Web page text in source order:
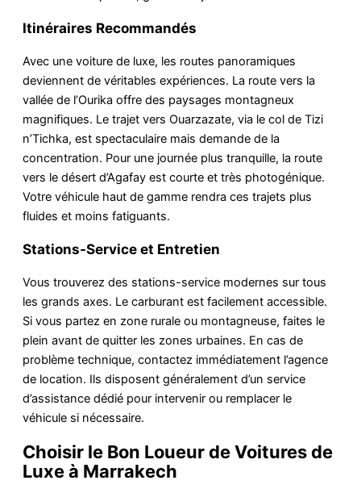
Itinéraires Recommandés
Avec une voiture de luxe, les routes panoramiques
deviennent de véritables expériences. La route vers la
vallée de l’Ourika offre des paysages montagneux
magnifiques. Le trajet vers Ouarzazate, via le col de Tizi
n’Tichka, est spectaculaire mais demande de la
concentration. Pour une journée plus tranquille, la route
vers le désert d’Agafay est courte et très photogénique.
Votre véhicule haut de gamme rendra ces trajets plus
fluides et moins fatiguants.
Stations-Service et Entretien
Vous trouverez des stations-service modernes sur tous
les grands axes. Le carburant est facilement accessible.
Si vous partez en zone rurale ou montagneuse, faites le
plein avant de quitter les zones urbaines. En cas de
problème technique, contactez immédiatement l’agence
de location. Ils disposent généralement d’un service
d’assistance dédié pour intervenir ou remplacer le
véhicule si nécessaire.
Choisir le Bon Loueur de Voitures de
Luxe à Marrakech